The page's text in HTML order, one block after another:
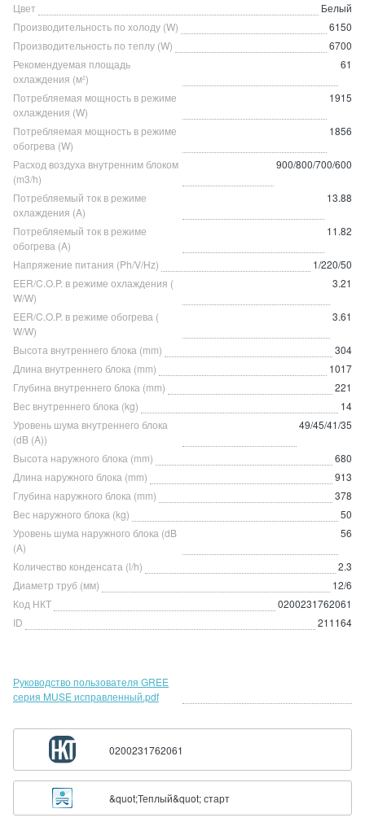
Цвет
Белый
Производительность по холоду (W)
6150
Производительность по теплу (W)
6700
Рекомендуемая площадь
охлаждения (м²)
61
Потребляемая мощность в режиме
охлаждения (W)
1915
Потребляемая мощность в режиме
обогрева (W)
1856
Расход воздуха внутренним блоком
(m3/h)
900/800/700/600
Потребляемый ток в режиме
охлаждения (A)
13.88
Потребляемый ток в режиме
обогрева (A)
11.82
Напряжение питания (Ph/V/Hz)
1/220/50
EER/C.O.P. в режиме охлаждения (
W/W)
3.21
EER/C.O.P. в режиме обогрева (
W/W)
3.61
Высота внутреннего блока (mm)
304
Длина внутреннего блока (mm)
1017
Глубина внутреннего блока (mm)
221
Вес внутреннего блока (kg)
14
Уровень шума внутреннего блока
(dB (A))
49/45/41/35
Высота наружного блока (mm)
680
Длина наружного блока (mm)
913
Глубина наружного блока (mm)
378
Вес наружного блока (kg)
50
Уровень шума наружного блока (dB
(A)
56
Количество конденсата (l/h)
2.3
Диаметр труб (мм)
12/6
Код НКТ
0200231762061
ID
211164
Руководство пользователя GREE
серия MUSE исправленный.pdf
0200231762061
&quot;Теплый&quot; старт